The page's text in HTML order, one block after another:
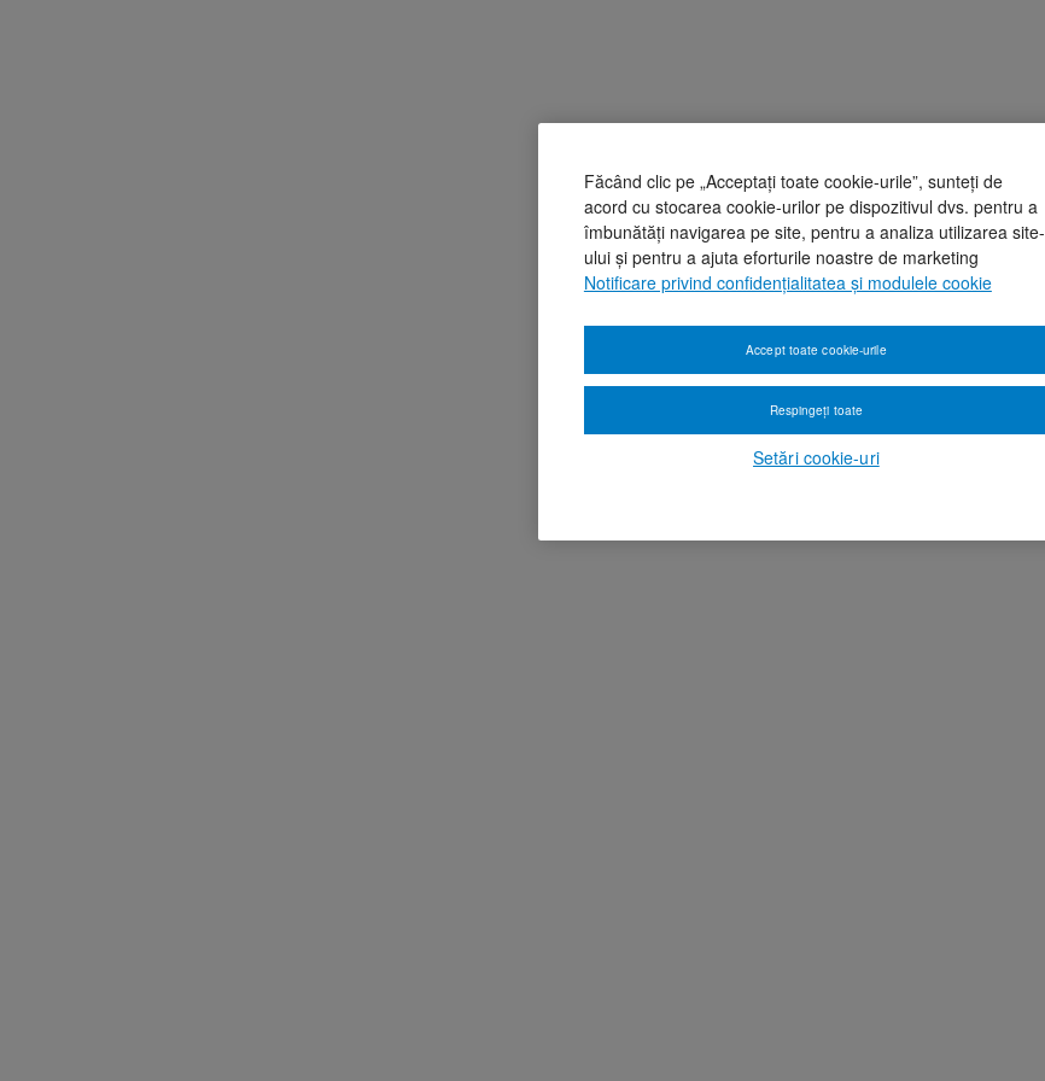
Făcând clic pe „Acceptați toate cookie-urile”, sunteți de
acord cu stocarea cookie-urilor pe dispozitivul dvs. pentru a
îmbunătăți navigarea pe site, pentru a analiza utilizarea site-
ului și pentru a ajuta eforturile noastre de marketing
Notificare privind confidențialitatea și modulele cookie
Setări cookie-uri
Respingeți toate
Accept toate cookie-urile